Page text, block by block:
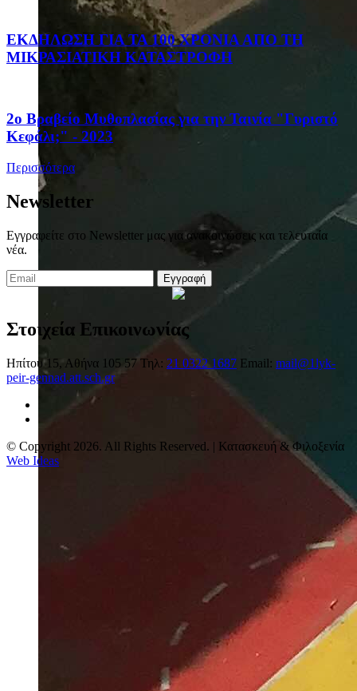
ΕΚΔΗΛΩΣΗ ΓΙΑ ΤΑ 100 ΧΡΟΝΙΑ ΑΠΟ ΤΗ
ΜΙΚΡΑΣΙΑΤΙΚΗ ΚΑΤΑΣΤΡΟΦΗ
2ο Βραβείο Μυθοπλασίας για την Ταινία "Γυριστό
Κεφάλι;" - 2023
Περισσότερα
Newsletter
Εγγραφείτε στο Newsletter μας για ανακοινώσεις και τελευταία
νέα.
Εγγραφή
Στοιχεία Επικοινωνίας
Ηπίτου 15, Αθήνα 105 57 Τηλ: 21 0322 1687 Email: mail@1lyk-
peir-gennad.att.sch.gr
© Copyright 2026. All Rights Reserved. | Κατασκευή & Φιλοξενία
Web Ideas